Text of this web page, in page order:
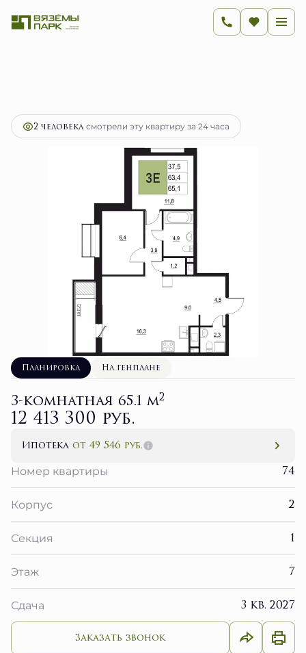
2 человекaсмотрели эту квартиру за 24 часа
Планировка На генплане
3-комнатная 65.1 м2
12 413 300 руб.
Ипотека от 49 546 руб.
Номер квартиры
74
Корпус 2
Секция 1
Этаж 7
Сдача 3 кв. 2027
Заказать звонок